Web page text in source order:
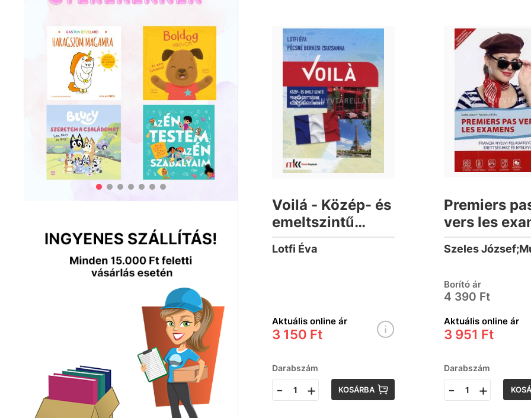
Voilá - Közép- és
emeltszintű
francia
érettségire
Lotfi Éva
Aktuális online ár
3 150 Ft
Darabszám
- + KOSÁRBA
Premiers
vers les
Borító ár
4 390 Ft
Aktuális online ár
3 951 Ft
Darabszám
- +